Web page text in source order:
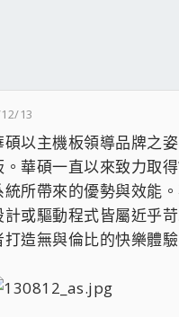
13
碩以主機板領導品牌之
。華碩一直以來致力取
統所帶來的優勢與效能
計或驅動程式皆屬近乎
打造無與倫比的快樂體驗